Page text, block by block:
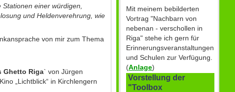
einer würdigen,
und Heldenverehrung, wie
von mir zum Thema
Ghetto Riga` von Jürgen
„Lichtblick“ in Kirchlengern
Mit meinem bebilderten
Vortrag "Nachbarn von
nebenan - verschollen in
Riga" stehe ich gern für
Erinnerungsveranstaltungen
und Schulen zur Verfügung.
(Anlage)
Vorstellung der
"Toolbox